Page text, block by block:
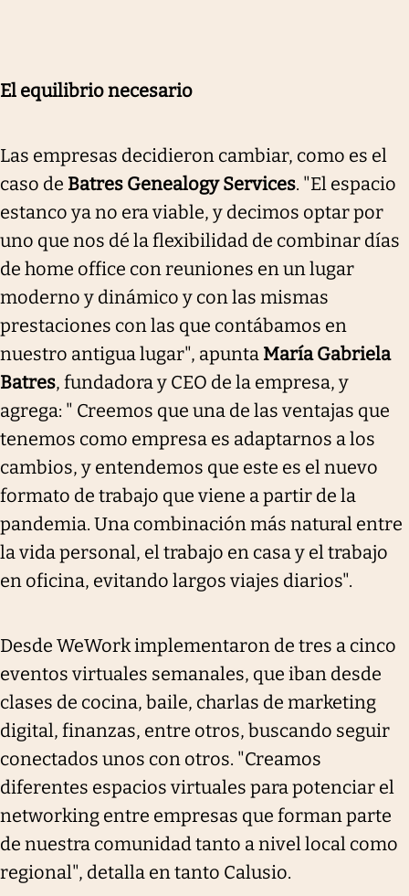
El equilibrio necesario
Las empresas decidieron cambiar, como es el
caso de Batres Genealogy Services. "El espacio
estanco ya no era viable, y decimos optar por
uno que nos dé la flexibilidad de combinar días
de home office con reuniones en un lugar
moderno y dinámico y con las mismas
prestaciones con las que contábamos en
nuestro antigua lugar", apunta María Gabriela
Batres, fundadora y CEO de la empresa, y
agrega: " Creemos que una de las ventajas que
tenemos como empresa es adaptarnos a los
cambios, y entendemos que este es el nuevo
formato de trabajo que viene a partir de la
pandemia. Una combinación más natural entre
la vida personal, el trabajo en casa y el trabajo
en oficina, evitando largos viajes diarios".
Desde WeWork implementaron de tres a cinco
eventos virtuales semanales, que iban desde
clases de cocina, baile, charlas de marketing
digital, finanzas, entre otros, buscando seguir
conectados unos con otros. "Creamos
diferentes espacios virtuales para potenciar el
networking entre empresas que forman parte
de nuestra comunidad tanto a nivel local como
regional", detalla en tanto Calusio.